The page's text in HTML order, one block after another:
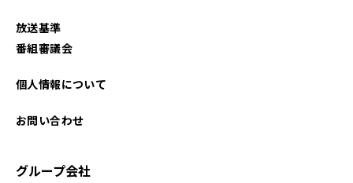
2024年03月
放送基準
番組審議会
個人情報について
お問い合わせ
グループ会社